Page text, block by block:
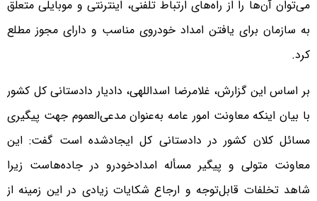
می‌توان آن‌ها را از راه‌های ارتباط تلفنی، اینترنتی و موبایلی متعلق
به سازمان برای یافتن امداد خودروی مناسب و دارای مجوز مطلع
کرد.
بر اساس این گزارش، غلامرضا اسداللهی، دادیار دادستانی کل کشور
با بیان اینکه معاونت امور عامه به‌عنوان مدعی‌العموم جهت پیگیری
مسائل کلان کشور در دادستانی کل ایجادشده است گفت: این
معاونت متولی و پیگیر مسأله امدادخودرو در جاده‌هاست زیرا
شاهد تخلفات قابل‌توجه و ارجاع شکایات زیادی در این زمینه از